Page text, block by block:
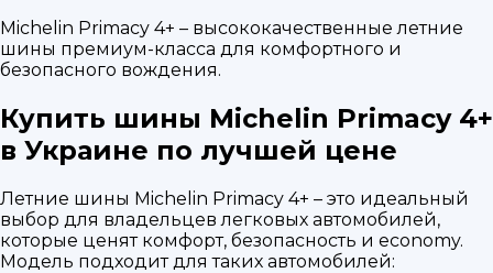
Michelin Primacy 4+ – высококачественные летние
шины премиум-класса для комфортного и
безопасного вождения.
Купить шины Michelin Primacy 4+
в Украине по лучшей цене
Летние шины Michelin Primacy 4+ – это идеальный
выбор для владельцев легковых автомобилей,
которые ценят комфорт, безопасность и economy.
Модель подходит для таких автомобилей: